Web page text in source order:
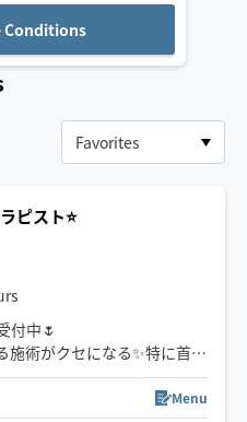
Conditions
ピスト⭐️
付中🌷
施術がクセになる✨特に首の
。優しい圧、しっかり圧、
Menu